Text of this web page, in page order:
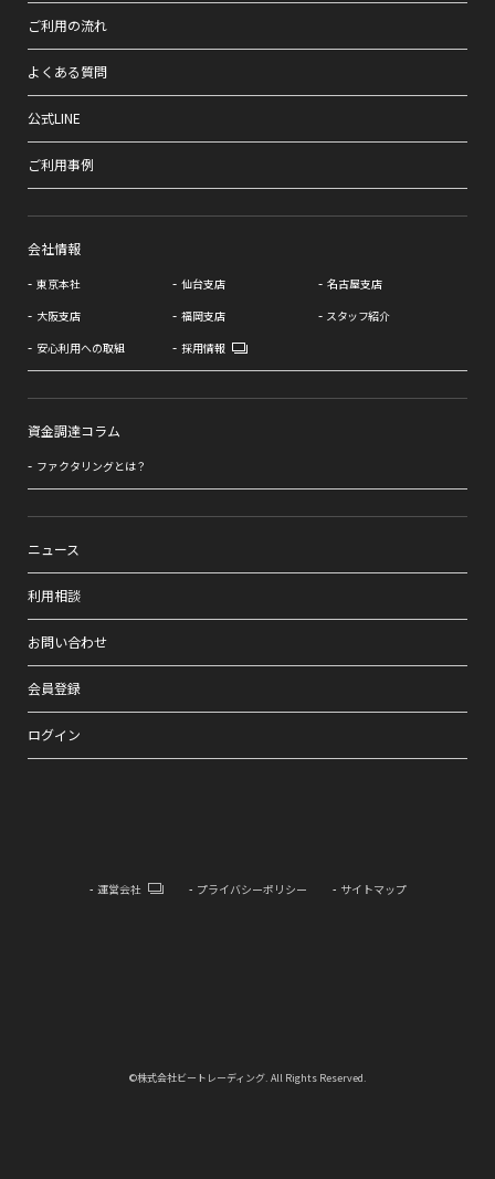
ご利用の流れ
よくある質問
公式LINE
ご利用事例
会社情報
東京本社 仙台支店
名古屋支店
大阪支店
福岡支店
スタッフ紹介
安心利用への取組
採用情報
資金調達コラム
ファクタリングとは？
ニュース
利用相談
お問い合わせ
会員登録
ログイン
運営会社 プライバシーポリシー サイトマップ
©株式会社ビートレーディング. All Rights Reserved.